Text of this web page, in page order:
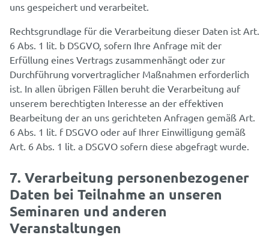
uns gespeichert und verarbeitet.
Rechtsgrundlage für die Verarbeitung dieser Daten ist Art.
6 Abs. 1 lit. b DSGVO, sofern Ihre Anfrage mit der
Erfüllung eines Vertrags zusammenhängt oder zur
Durchführung vorvertraglicher Maßnahmen erforderlich
ist. In allen übrigen Fällen beruht die Verarbeitung auf
unserem berechtigten Interesse an der effektiven
Bearbeitung der an uns gerichteten Anfragen gemäß Art.
6 Abs. 1 lit. f DSGVO oder auf Ihrer Einwilligung gemäß
Art. 6 Abs. 1 lit. a DSGVO sofern diese abgefragt wurde.
7. Verarbeitung personenbezogener
Daten bei Teilnahme an unseren
Seminaren und anderen
Veranstaltungen